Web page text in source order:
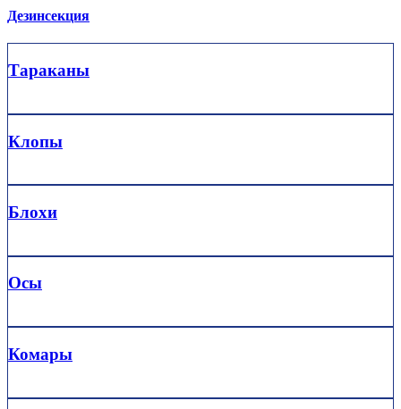
Дезинсекция
Тараканы
Клопы
Блохи
Осы
Комары